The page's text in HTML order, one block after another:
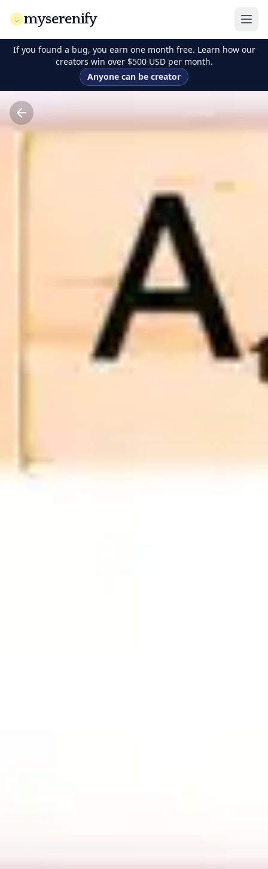
myserenify
If you found a bug, you earn one month free. Learn how our
creators win over $500 USD per month.
Anyone can be creator